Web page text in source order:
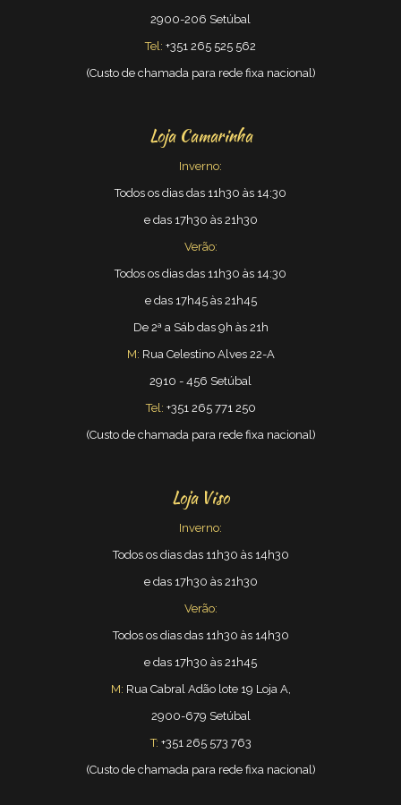
2900-206 Setúbal
Tel: +351 265 525 562
(Custo de chamada para rede fixa nacional)
Loja Camarinha
Inverno:
Todos os dias das 11h30 às 14:30
e das 17h30 às 21h30
Verão:
Todos os dias das 11h30 às 14:30
e das 17h45 às 21h45
De 2ª a Sáb das 9h às 21h
M: Rua Celestino Alves 22-A
2910 - 456 Setúbal
Tel: +351 265 771 250
(Custo de chamada para rede fixa nacional)
Loja Viso
Inverno:
Todos os dias das 11h30 às 14h30
e das 17h30 às 21h30
Verão:
Todos os dias das 11h30 às 14h30
e das 17h30 às 21h45
M: Rua Cabral Adão lote 19 Loja A,
2900-679 Setúbal
T: +351 265 573 763
(Custo de chamada para rede fixa nacional)